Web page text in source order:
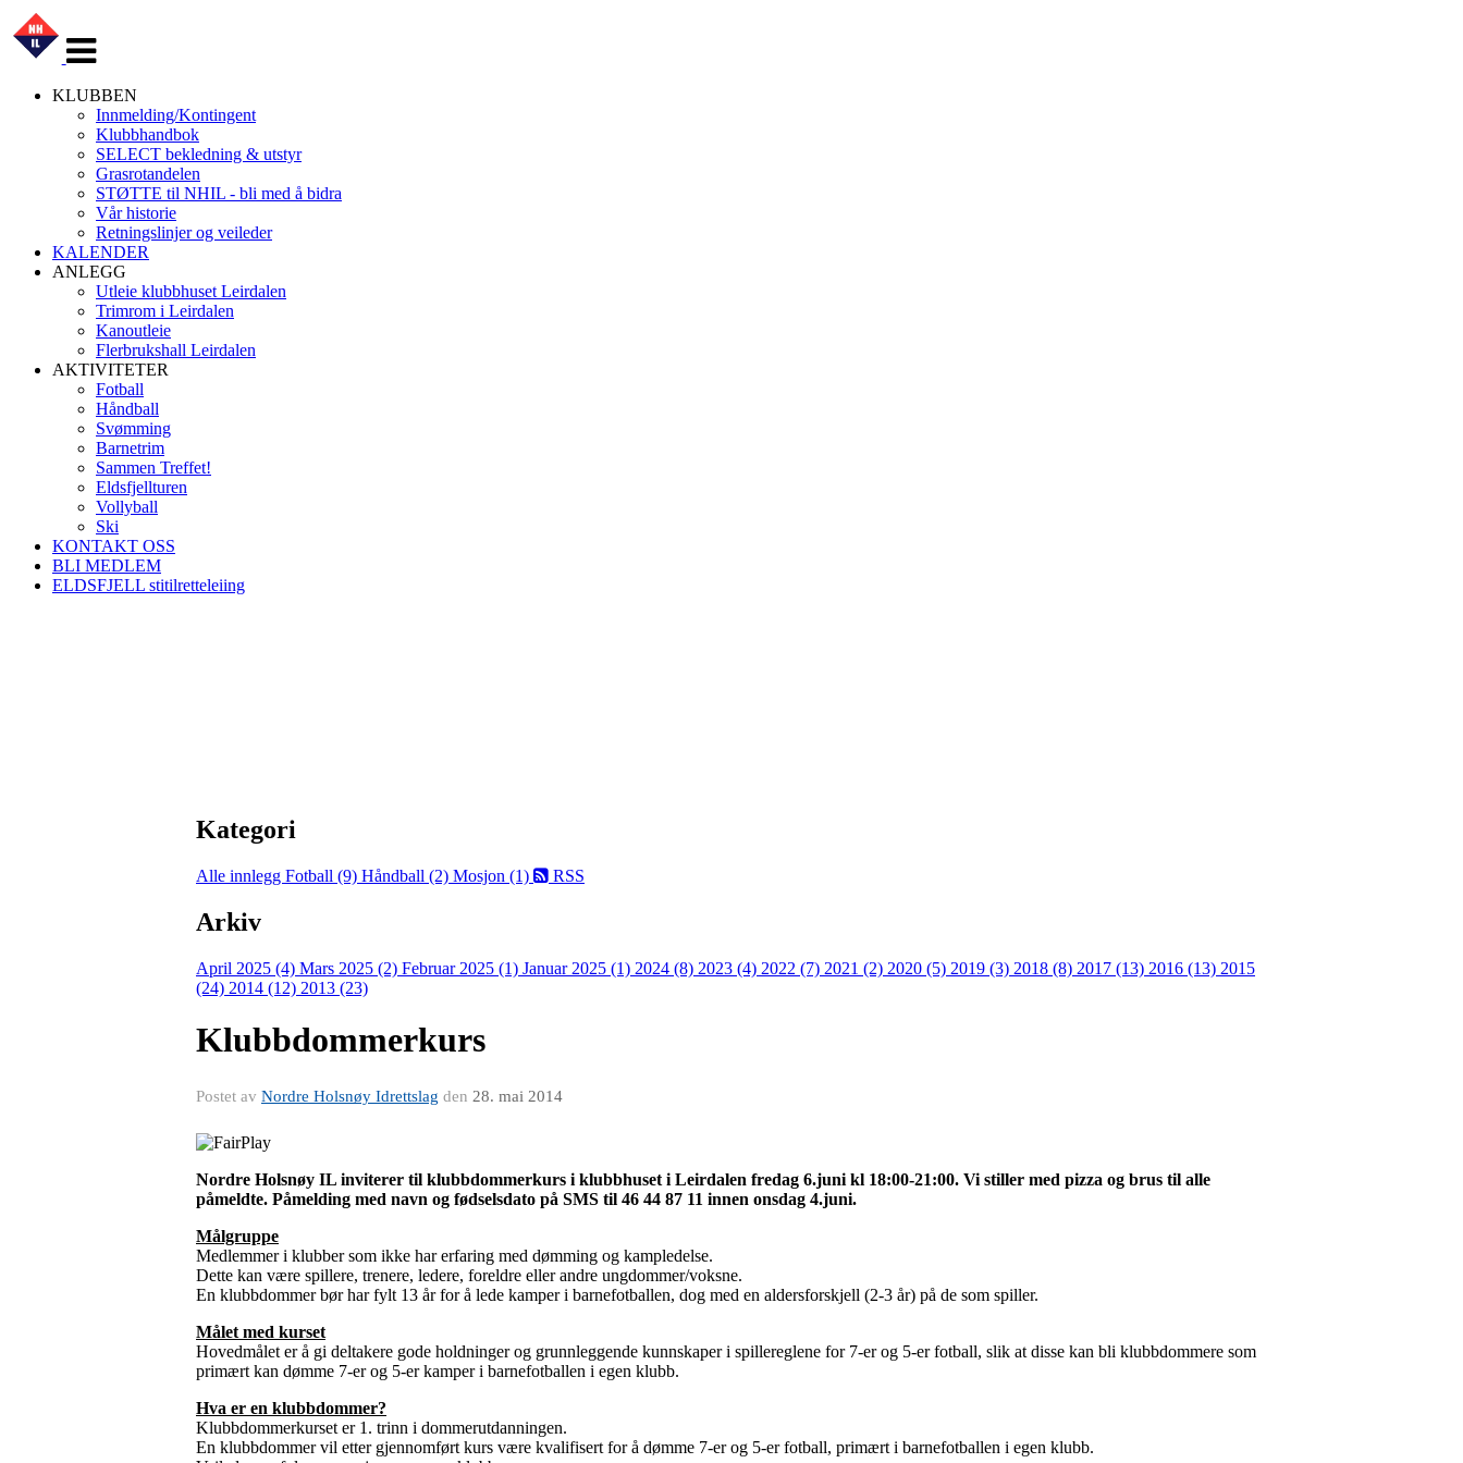
navigasjon
KLUBBEN
Innmelding/Kontingent
Klubbhandbok
SELECT bekledning & utstyr
Grasrotandelen
STØTTE til NHIL - bli med å bidra
Vår historie
Retningslinjer og veileder
KALENDER
ANLEGG
Utleie klubbhuset Leirdalen
Trimrom i Leirdalen
Kanoutleie
Flerbrukshall Leirdalen
AKTIVITETER
Fotball
Håndball
Svømming
Barnetrim
Sammen Treffet!
Eldsfjellturen
Vollyball
Ski
KONTAKT OSS
BLI MEDLEM
ELDSFJELL stitilretteleiing
Kategori
Alle innlegg Fotball (9) Håndball (2) Mosjon (1) RSS
Arkiv
April 2025 (4) Mars 2025 (2) Februar 2025 (1) Januar 2025 (1) 2024 (8) 2023 (4) 2022 (7) 2021 (2) 2020 (5) 2019 (3) 2018 (8) 2017 (13) 2016 (13) 2015
(24) 2014 (12) 2013 (23)
Klubbdommerkurs
Postet av Nordre Holsnøy Idrettslag den 28. mai 2014
Nordre Holsnøy IL inviterer til klubbdommerkurs i klubbhuset i Leirdalen fredag 6.juni kl 18:00-21:00. Vi stiller med pizza og brus til alle
påmeldte. Påmelding med navn og fødselsdato på SMS til 46 44 87 11 innen onsdag 4.juni.
Målgruppe
Medlemmer i klubber som ikke har erfaring med dømming og kampledelse.
Dette kan være spillere, trenere, ledere, foreldre eller andre ungdommer/voksne.
En klubbdommer bør har fylt 13 år for å lede kamper i barnefotballen, dog med en aldersforskjell (2-3 år) på de som spiller.
Målet med kurset
Hovedmålet er å gi deltakere gode holdninger og grunnleggende kunnskaper i spillereglene for 7-er og 5-er fotball, slik at disse kan bli klubbdommere som
primært kan dømme 7-er og 5-er kamper i barnefotballen i egen klubb.
Hva er en klubbdommer?
Klubbdommerkurset er 1. trinn i dommerutdanningen.
En klubbdommer vil etter gjennomført kurs være kvalifisert for å dømme 7-er og 5-er fotball, primært i barnefotballen i egen klubb.